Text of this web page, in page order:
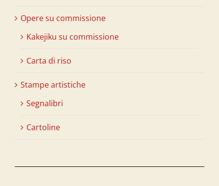
Opere su commissione
Kakejiku su commissione
Carta di riso
Stampe artistiche
Segnalibri
Cartoline